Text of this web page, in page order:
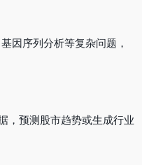
因序列分析等复杂问题，
，预测股市趋势或生成行业